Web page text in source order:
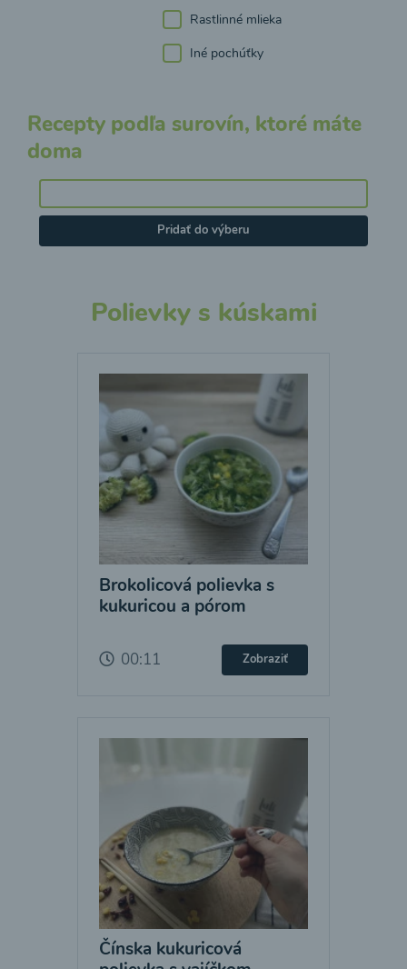
Rastlinné mlieka
Iné pochúťky
Recepty podľa surovín, ktoré máte
doma
Pridať do výberu
Polievky s kúskami
Brokolicová polievka s
kukuricou a pórom
00:11 Zobraziť
Čínska kukuricová